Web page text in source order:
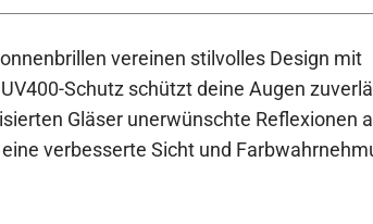
vereinen stilvolles Design mit
Schutz schützt deine Augen
Gläser unerwünschte Reflexionen
verbesserte Sicht und